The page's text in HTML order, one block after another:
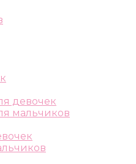
девочек
мальчиков